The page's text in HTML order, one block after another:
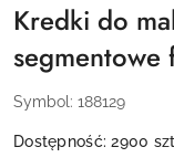
Kredki do
segmentowe
Symbol: 188129
Dostępność:2900 szt